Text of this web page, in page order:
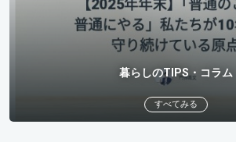
暮らしのTIPS・コラム
すべてみる